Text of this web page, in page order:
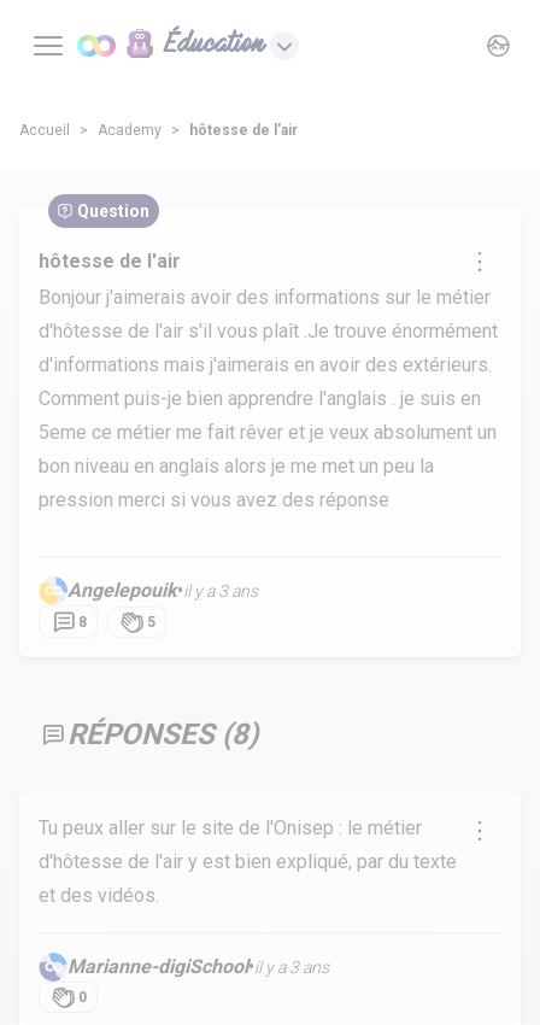
Éducation
Accueil Academy hôtesse de l'air
Question
hôtesse de l'air
Bonjour j'aimerais avoir des informations sur le métier
d'hôtesse de l'air s'il vous plaît .Je trouve énormément
d'informations mais j'aimerais en avoir des extérieurs.
Comment puis-je bien apprendre l'anglais . je suis en
5eme ce métier me fait rêver et je veux absolument un
bon niveau en anglais alors je me met un peu la
pression merci si vous avez des réponse
Angelepouik•il y a 3 ans
8 5
RÉPONSES (8)
Tu peux aller sur le site de l'Onisep : le métier
d'hôtesse de l'air y est bien expliqué, par du texte
et des vidéos.
Marianne-digiSchool•il y a 3 ans
0